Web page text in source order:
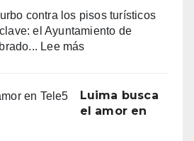
quejas
vecinales
con
zonas
contra los pisos turísticos
el Ayuntamiento de
Lee más:
la
guerra
Luima busca
el amor en